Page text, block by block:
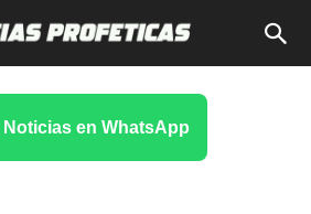
Noticias en WhatsApp